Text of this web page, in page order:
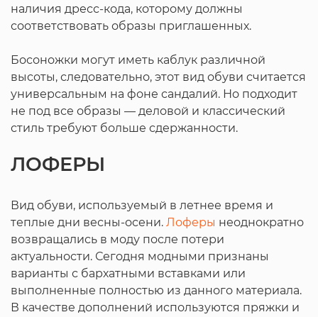
наличия дресс-кода, которому должны
соответствовать образы приглашенных.
Босоножки могут иметь каблук различной
высоты, следовательно, этот вид обуви считается
универсальным на фоне сандалий. Но подходит
не под все образы — деловой и классический
стиль требуют больше сдержанности.
ЛОФЕРЫ
Вид обуви, используемый в летнее время и
теплые дни весны-осени. Лоферы неоднократно
возвращались в моду после потери
актуальности. Сегодня модными признаны
варианты с бархатными вставками или
выполненные полностью из данного материала.
В качестве дополнений используются пряжки и